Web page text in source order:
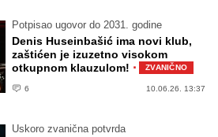
Potpisao ugovor do 2031. godine
Denis Huseinbašić ima novi klub,
zaštićen je izuzetno visokom
otkupnom klauzulom! · ZVANIČNO
6 10.06.26. 13:37
Uskoro zvanična potvrda